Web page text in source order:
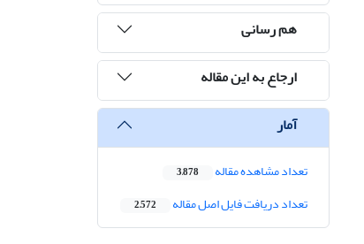
هم رسانی
ارجاع به این مقاله
آمار
تعداد مشاهده مقاله 3,878
تعداد دریافت فایل اصل مقاله 2,572